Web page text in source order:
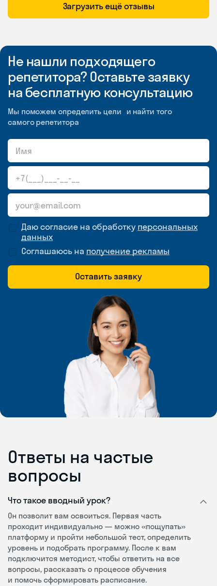
Загрузить ещё отзывы
Не нашли подходящего
репетитора? Оставьте заявку
на бесплатную консультацию
Мы поможем определить цели и найти того
самого репетитора
Даю согласие на обработку персональных
данных
Соглашаюсь на получение рекламы
Оставить заявку
Ответы на частые
вопросы
Что такое вводный урок?
Он позволит вам освоиться. Первая часть
проходит индивидуально — можно «пощупать»
платформу и пройти небольшой тест, определить
уровень и подобрать программу. После к вам
подключится методист, чтобы ответить на все
вопросы, рассказать о процессе обучения
и помочь сформировать расписание.